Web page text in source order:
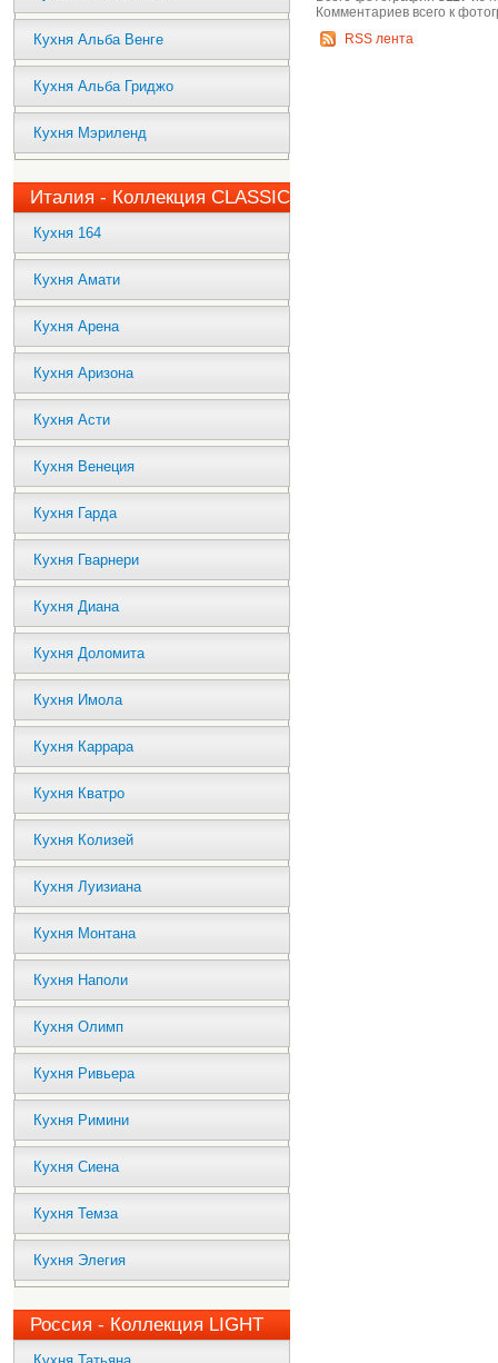
Кухня Альба Венге
Кухня Альба Гриджо
Кухня Мэриленд
Италия - Коллекция CLASSIC
Кухня 164
Кухня Амати
Кухня Арена
Кухня Аризона
Кухня Асти
Кухня Венеция
Кухня Гарда
Кухня Гварнери
Кухня Диана
Кухня Доломита
Кухня Имола
Кухня Каррара
Кухня Кватро
Кухня Колизей
Кухня Луизиана
Кухня Монтана
Кухня Наполи
Кухня Олимп
Кухня Ривьера
Кухня Римини
Кухня Сиена
Кухня Темза
Кухня Элегия
Россия - Коллекция LIGHT
Комментариев всего к
RSS лента